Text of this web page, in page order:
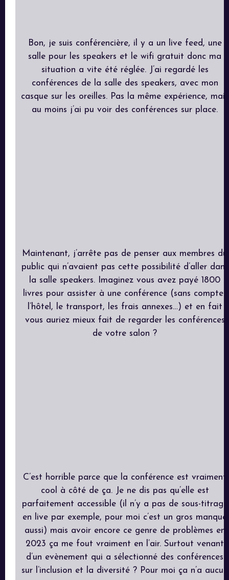
Bon, je suis conférencière, il y a un live feed, une
salle pour les speakers et le wifi gratuit donc ma
situation a vite été réglée. J’ai regardé les
conférences de la salle des speakers, avec mon
casque sur les oreilles. Pas la même expérience, mais
au moins j’ai pu voir des conférences sur place.
Maintenant, j’arrête pas de penser aux membres du
public qui n’avaient pas cette possibilité d’aller dans
la salle speakers. Imaginez vous avez payé 1800
livres pour assister à une conférence (sans compter
l’hôtel, le transport, les frais annexes…) et en fait
vous auriez mieux fait de regarder les conférences
de votre salon ?
C’est horrible parce que la conférence est vraiment
cool à côté de ça. Je ne dis pas qu’elle est
parfaitement accessible (il n’y a pas de sous-titrage
en live par exemple, pour moi c’est un gros manque
aussi) mais avoir encore ce genre de problèmes en
2023 ça me fout vraiment en l’air. Surtout venant
d’un evènement qui a sélectionné des conférences
sur l’inclusion et la diversité ? Pour moi ça n’a aucun